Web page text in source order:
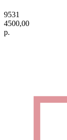
9531
4500,00
р.